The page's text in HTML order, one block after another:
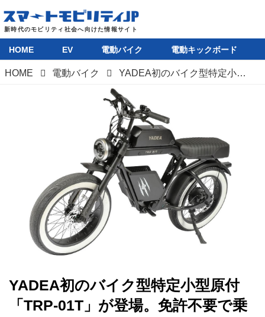
HOME EV 電動バイク 電動キックボード
HOME 電動バイク YADEA初のバイク型特定小型原付「TRP-01T」が登場。免許不要で乗れるEVバイク
YADEA初のバイク型特定小型原付
「TRP-01T」が登場。免許不要で乗